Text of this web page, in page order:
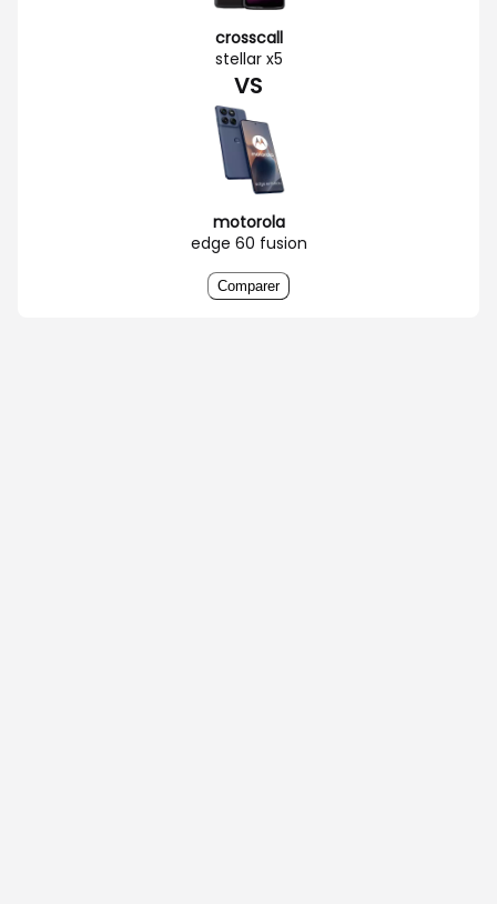
crosscall
stellar x5
VS
motorola
edge 60 fusion
Comparer